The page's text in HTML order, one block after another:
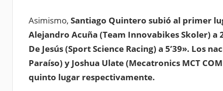
Asimismo, Santiago Quintero subió al primer
Alejandro Acuña (Team Innovabikes Skoler) a
De Jesús (Sport Science Racing) a 5’39». Los
Paraíso) y Joshua Ulate (Mecatronics MCT
quinto lugar respectivamente.